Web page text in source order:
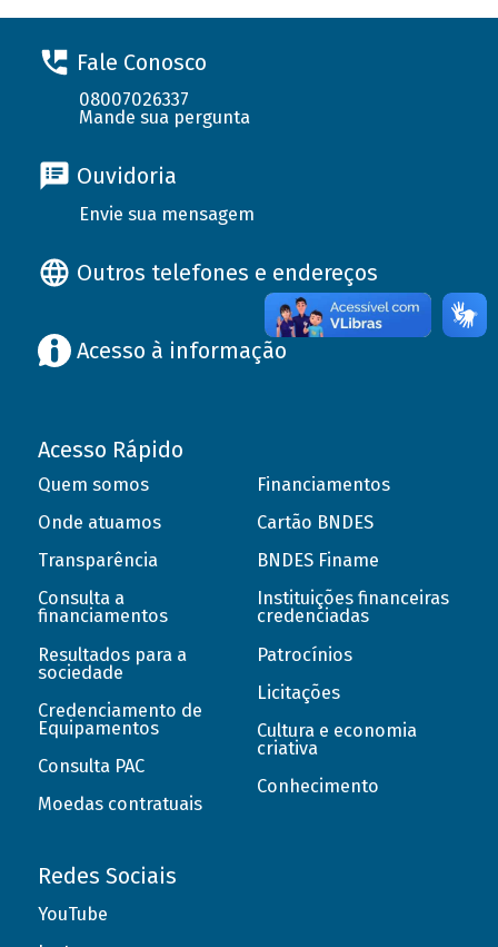
Fale Conosco
08007026337
Mande sua pergunta
Ouvidoria
Envie sua mensagem
Outros telefones e endereços
Acesso à informação
Acesso Rápido
Quem somos
Onde atuamos
Transparência
Consulta a
financiamentos
Resultados para a
sociedade
Credenciamento de
Equipamentos
Consulta PAC
Moedas contratuais
Financiamentos
Cartão BNDES
BNDES Finame
Instituições financeiras
credenciadas
Patrocínios
Licitações
Cultura e economia
criativa
Conhecimento
Redes Sociais
YouTube